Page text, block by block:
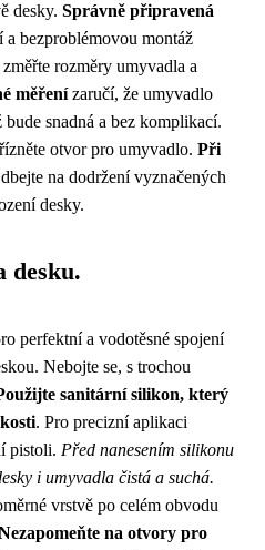
desky. Správně připravená
a bezproblémovou montáž
rozměry umyvadla a
měřenízaručí, že umyvadlo
bude snadná a bez komplikací.
otvor pro umyvadlo. Při
na dodržení vyznačených
desky.
desku.
perfektní a vodotěsné spojení
Nebojte se, s trochou
sanitární silikon, který
. Pro precizní aplikaci
pistoli. Před nanesením silikonu
i umyvadla čistá a suchá.
vrstvě po celém obvodu
na otvory pro